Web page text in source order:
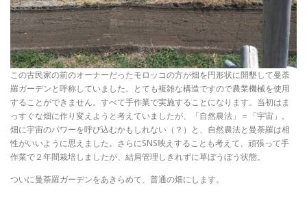
この古民家の前のオーナーだったモロッコの方が畑を円形状に開墾して曼荼
羅ガーデンと呼称していました。とても複雑な構造ですので農業機械を使用
することができません。すべて手作業で実施することになります。当初はま
っすぐな畑に作り変えようと考えていましたが、「自然農法」＝「宇宙」。
畑に宇宙のパワーを呼び込むかもしれない（？）と、自然農法と曼荼羅は相
性がいいように思えました。さらにSNS映えすることも考えて、頑張って手
作業で２年間栽培しましたが、結局管理しきれずに草ぼうぼう状態。
ついに曼荼羅ガーデンをあきらめて、普通の畑にします。